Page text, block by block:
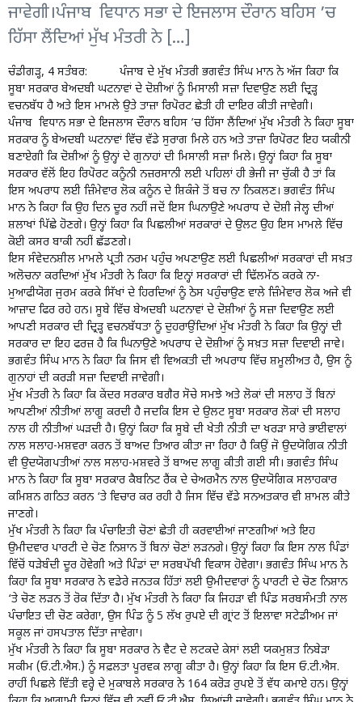
ਜਾਵੇਗੀ।ਪੰਜਾਬ ਵਿਧਾਨ ਸਭਾ ਦੇ ਇਜਲਾਸ ਦੌਰਾਨ ਬਹਿਸ ’ਚ
ਹਿੱਸਾ ਲੈਂਦਿਆਂ ਮੁੱਖ ਮੰਤਰੀ ਨੇ […]
ਚੰਡੀਗੜ੍ਹ, 4 ਸਤੰਬਰ: ਪੰਜਾਬ ਦੇ ਮੁੱਖ ਮੰਤਰੀ ਭਗਵੰਤ ਸਿੰਘ ਮਾਨ ਨੇ ਅੱਜ ਕਿਹਾ ਕਿ
ਸੂਬਾ ਸਰਕਾਰ ਬੇਅਦਬੀ ਘਟਨਾਵਾਂ ਦੇ ਦੋਸ਼ੀਆਂ ਨੂੰ ਮਿਸਾਲੀ ਸਜ਼ਾ ਦਿਵਾਉਣ ਲਈ ਦ੍ਰਿੜ੍ਹ
ਵਚਨਬੱਧ ਹੈ ਅਤੇ ਇਸ ਮਾਮਲੇ ਉਤੇ ਤਾਜ਼ਾ ਰਿਪੋਰਟ ਛੇਤੀ ਹੀ ਦਾਇਰ ਕੀਤੀ ਜਾਵੇਗੀ।
ਪੰਜਾਬ ਵਿਧਾਨ ਸਭਾ ਦੇ ਇਜਲਾਸ ਦੌਰਾਨ ਬਹਿਸ ’ਚ ਹਿੱਸਾ ਲੈਂਦਿਆਂ ਮੁੱਖ ਮੰਤਰੀ ਨੇ ਕਿਹਾ ਸੂਬਾ
ਸਰਕਾਰ ਨੂੰ ਬੇਅਦਬੀ ਘਟਨਾਵਾਂ ਵਿੱਚ ਵੱਡੇ ਸੁਰਾਗ ਮਿਲੇ ਹਨ ਅਤੇ ਤਾਜ਼ਾ ਰਿਪੋਰਟ ਇਹ ਯਕੀਨੀ
ਬਣਾਏਗੀ ਕਿ ਦੋਸ਼ੀਆਂ ਨੂੰ ਉਨ੍ਹਾਂ ਦੇ ਗੁਨਾਹਾਂ ਦੀ ਮਿਸਾਲੀ ਸਜ਼ਾ ਮਿਲੇ। ਉਨ੍ਹਾਂ ਕਿਹਾ ਕਿ ਸੂਬਾ
ਸਰਕਾਰ ਵੱਲੋਂ ਇਹ ਰਿਪੋਰਟ ਕਨੂੰਨੀ ਨਜ਼ਰਸਾਨੀ ਲਈ ਪਹਿਲਾਂ ਹੀ ਭੇਜੀ ਜਾ ਚੁੱਕੀ ਹੈ ਤਾਂ ਕਿ
ਇਸ ਅਪਰਾਧ ਲਈ ਜ਼ਿੰਮੇਵਾਰ ਲੋਕ ਕਨੂੰਨ ਦੇ ਸ਼ਿਕੰਜੇ ਤੋਂ ਬਚ ਨਾ ਨਿਕਲਣ। ਭਗਵੰਤ ਸਿੰਘ
ਮਾਨ ਨੇ ਕਿਹਾ ਕਿ ਉਹ ਦਿਨ ਦੂਰ ਨਹੀਂ ਜਦੋਂ ਇਸ ਘਿਨਾਉਣੇ ਅਪਰਾਧ ਦੇ ਦੋਸ਼ੀ ਜੇਲ੍ਹ ਦੀਆਂ
ਸ਼ਲਾਖਾਂ ਪਿੱਛੇ ਹੋਣਗੇ। ਉਨ੍ਹਾਂ ਕਿਹਾ ਕਿ ਪਿਛਲੀਆਂ ਸਰਕਾਰਾਂ ਦੇ ਉਲਟ ਉਹ ਇਸ ਮਾਮਲੇ ਵਿੱਚ
ਕੋਈ ਕਸਰ ਬਾਕੀ ਨਹੀਂ ਛੱਡਣਗੇ।
ਇਸ ਸੰਵੇਦਨਸ਼ੀਲ ਮਾਮਲੇ ਪ੍ਰਤੀ ਨਰਮ ਪਹੁੰਚ ਅਪਣਾਉਣ ਲਈ ਪਿਛਲੀਆਂ ਸਰਕਾਰਾਂ ਦੀ ਸਖ਼ਤ
ਅਲੋਚਨਾ ਕਰਦਿਆਂ ਮੁੱਖ ਮੰਤਰੀ ਨੇ ਕਿਹਾ ਕਿ ਇਨ੍ਹਾਂ ਸਰਕਾਰਾਂ ਦੀ ਢਿੱਲਮੱਠ ਕਰਕੇ ਨਾ-
ਮੁਆਫੀਯੋਗ ਜੁਰਮ ਕਰਕੇ ਸਿੱਖਾਂ ਦੇ ਹਿਰਦਿਆਂ ਨੂੰ ਠੇਸ ਪਹੁੰਚਾਉਣ ਵਾਲੇ ਜ਼ਿੰਮੇਵਾਰ ਲੋਕ ਅਜੇ ਵੀ
ਆਜ਼ਾਦ ਫਿਰ ਰਹੇ ਹਨ। ਸੂਬੇ ਵਿੱਚ ਬੇਅਦਬੀ ਘਟਨਾਵਾਂ ਦੇ ਦੋਸ਼ੀਆਂ ਨੂੰ ਸਜ਼ਾ ਦਿਵਾਉਣ ਲਈ
ਆਪਣੀ ਸਰਕਾਰ ਦੀ ਦ੍ਰਿੜ੍ਹ ਵਚਨਬੱਧਤਾ ਨੂੰ ਦੁਹਰਾਉਂਦਿਆਂ ਮੁੱਖ ਮੰਤਰੀ ਨੇ ਕਿਹਾ ਕਿ ਉਨ੍ਹਾਂ ਦੀ
ਸਰਕਾਰ ਦਾ ਇਹ ਫਰਜ਼ ਹੈ ਕਿ ਘਿਨਾਉਣੇ ਅਪਰਾਧ ਦੇ ਦੋਸ਼ੀਆਂ ਨੂੰ ਸਖ਼ਤ ਸਜ਼ਾ ਦਿਵਾਈ ਜਾਵੇ।
ਭਗਵੰਤ ਸਿੰਘ ਮਾਨ ਨੇ ਕਿਹਾ ਕਿ ਜਿਸ ਵੀ ਵਿਅਕਤੀ ਦੀ ਅਪਰਾਧ ਵਿੱਚ ਸ਼ਮੂਲੀਅਤ ਹੈ, ਉਸ ਨੂੰ
ਗੁਨਾਹਾਂ ਦੀ ਕਰੜੀ ਸਜ਼ਾ ਦਿਵਾਈ ਜਾਵੇਗੀ।
ਮੁੱਖ ਮੰਤਰੀ ਨੇ ਕਿਹਾ ਕਿ ਕੇਂਦਰ ਸਰਕਾਰ ਬਗੈਰ ਸੋਚੇ ਸਮਝੇ ਅਤੇ ਲੋਕਾਂ ਦੀ ਸਲਾਹ ਤੋਂ ਬਿਨਾਂ
ਆਪਣੀਆਂ ਨੀਤੀਆਂ ਲਾਗੂ ਕਰਦੀ ਹੈ ਜਦਕਿ ਇਸ ਦੇ ਉਲਟ ਸੂਬਾ ਸਰਕਾਰ ਲੋਕਾਂ ਦੀ ਸਲਾਹ
ਨਾਲ ਹੀ ਨੀਤੀਆਂ ਘੜਦੀ ਹੈ। ਉਨ੍ਹਾਂ ਕਿਹਾ ਕਿ ਸੂਬੇ ਦੀ ਖੇਤੀ ਨੀਤੀ ਦਾ ਖਰੜਾ ਸਾਰੇ ਭਾਈਵਾਲਾਂ
ਨਾਲ ਸਲਾਹ-ਮਸ਼ਵਰਾ ਕਰਨ ਤੋਂ ਬਾਅਦ ਤਿਆਰ ਕੀਤਾ ਜਾ ਰਿਹਾ ਹੈ ਕਿਉਂ ਜੋ ਉਦਯੋਗਿਕ ਨੀਤੀ
ਵੀ ਉਦਯੋਗਪਤੀਆਂ ਨਾਲ ਸਲਾਹ-ਮਸ਼ਵਰੇ ਤੋਂ ਬਾਅਦ ਲਾਗੂ ਕੀਤੀ ਗਈ ਸੀ। ਭਗਵੰਤ ਸਿੰਘ
ਮਾਨ ਨੇ ਕਿਹਾ ਕਿ ਸੂਬਾ ਸਰਕਾਰ ਕੈਬਨਿਟ ਰੈਂਕ ਦੇ ਚੇਅਰਮੈਨ ਨਾਲ ਉਦਯੋਗਿਕ ਸਲਾਹਕਾਰ
ਕਮਿਸ਼ਨ ਗਠਿਤ ਕਰਨ ‘ਤੇ ਵਿਚਾਰ ਕਰ ਰਹੀ ਹੈ ਜਿਸ ਵਿੱਚ ਵੱਡੇ ਸਨਅਤਕਾਰ ਵੀ ਸ਼ਾਮਲ ਕੀਤੇ
ਜਾਣਗੇ।
ਮੁੱਖ ਮੰਤਰੀ ਨੇ ਕਿਹਾ ਕਿ ਪੰਚਾਇਤੀ ਚੋਣਾਂ ਛੇਤੀ ਹੀ ਕਰਵਾਈਆਂ ਜਾਣਗੀਆਂ ਅਤੇ ਇਹ
ਉਮੀਦਵਾਰ ਪਾਰਟੀ ਦੇ ਚੋਣ ਨਿਸ਼ਾਨ ਤੋਂ ਬਿਨਾਂ ਚੋਣਾਂ ਲੜਨਗੇ। ਉਨ੍ਹਾਂ ਕਿਹਾ ਕਿ ਇਸ ਨਾਲ ਪਿੰਡਾਂ
ਵਿੱਚੋਂ ਧੜੇਬੰਦੀ ਦੂਰ ਹੋਵੇਗੀ ਅਤੇ ਪਿੰਡਾਂ ਦਾ ਸਰਬਪੱਖੀ ਵਿਕਾਸ ਹੋਵੇਗਾ। ਭਗਵੰਤ ਸਿੰਘ ਮਾਨ ਨੇ
ਕਿਹਾ ਕਿ ਸੂਬਾ ਸਰਕਾਰ ਨੇ ਵਡੇਰੇ ਜਨਤਕ ਹਿੱਤਾਂ ਲਈ ਉਮੀਦਵਾਰਾਂ ਨੂੰ ਪਾਰਟੀ ਦੇ ਚੋਣ ਨਿਸ਼ਾਨ
‘ਤੇ ਚੋਣ ਲੜਨ ਤੋਂ ਰੋਕ ਦਿੱਤਾ ਹੈ। ਮੁੱਖ ਮੰਤਰੀ ਨੇ ਕਿਹਾ ਕਿ ਜਿਹੜਾ ਵੀ ਪਿੰਡ ਸਰਬਸੰਮਤੀ ਨਾਲ
ਪੰਚਾਇਤ ਦੀ ਚੋਣ ਕਰੇਗਾ, ਉਸ ਪਿੰਡ ਨੂੰ 5 ਲੱਖ ਰੁਪਏ ਦੀ ਗ੍ਰਾਂਟ ਤੋਂ ਇਲਾਵਾ ਸਟੇਡੀਅਮ ਜਾਂ
ਸਕੂਲ ਜਾਂ ਹਸਪਤਾਲ ਦਿੱਤਾ ਜਾਵੇਗਾ।
ਮੁੱਖ ਮੰਤਰੀ ਨੇ ਕਿਹਾ ਕਿ ਸੂਬਾ ਸਰਕਾਰ ਨੇ ਵੈਟ ਦੇ ਲਟਕਦੇ ਕੇਸਾਂ ਲਈ ਯਕਮੁਸ਼ਤ ਨਿਬੇੜਾ
ਸਕੀਮ (ਓ.ਟੀ.ਐਸ.) ਨੂੰ ਸਫ਼ਲਤਾ ਪੂਰਵਕ ਲਾਗੂ ਕੀਤਾ ਹੈ। ਉਨ੍ਹਾਂ ਕਿਹਾ ਕਿ ਇਸ ਓ.ਟੀ.ਐਸ.
ਰਾਹੀਂ ਪਿਛਲੇ ਵਿੱਤੀ ਵਰ੍ਹੇ ਦੇ ਮੁਕਾਬਲੇ ਸਰਕਾਰ ਨੇ 164 ਕਰੋੜ ਰੁਪਏ ਤੋਂ ਵੱਧ ਕਮਾਏ ਹਨ। ਉਨ੍ਹਾਂ